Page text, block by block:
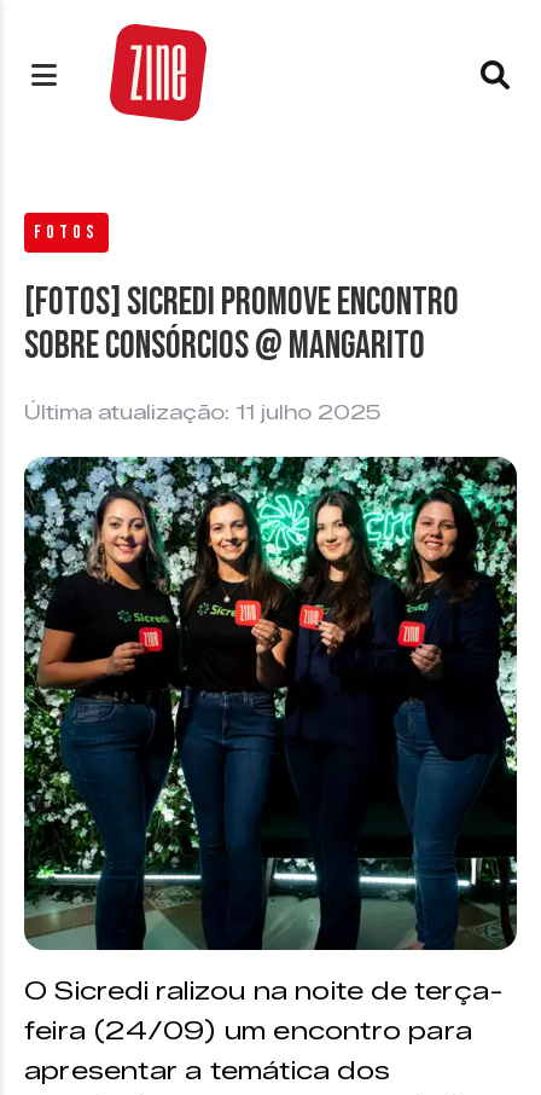
FOTOS
[FOTOS] Sicredi promove encontro
sobre consórcios @ Mangarito
Última atualização: 11 julho 2025
O Sicredi ralizou na noite de terça-
feira (24/09) um encontro para
apresentar a temática dos